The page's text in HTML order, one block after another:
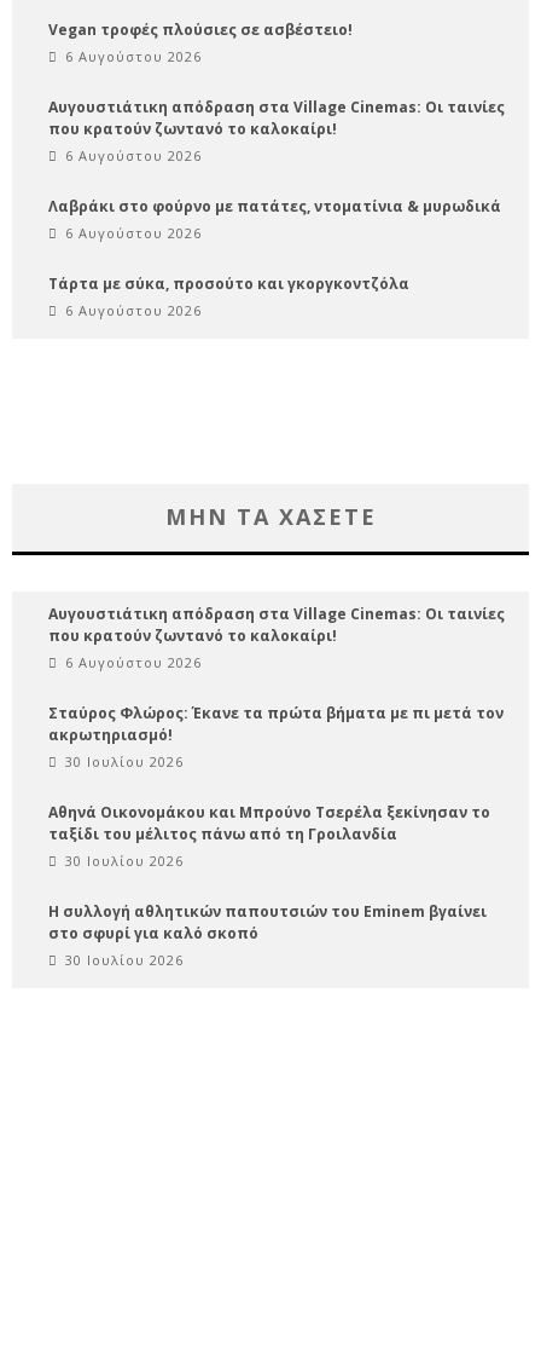
Vegan τροφές πλούσιες σε ασβέστειο!
6 Αυγούστου 2026
Αυγουστιάτικη απόδραση στα Village Cinemas: Οι ταινίες
που κρατούν ζωντανό το καλοκαίρι!
6 Αυγούστου 2026
Λαβράκι στο φούρνο με πατάτες, ντοματίνια & μυρωδικά
6 Αυγούστου 2026
Τάρτα με σύκα, προσούτο και γκοργκοντζόλα
6 Αυγούστου 2026
ΜΗΝ ΤΑ ΧΑΣΕΤΕ
Αυγουστιάτικη απόδραση στα Village Cinemas: Οι ταινίες
που κρατούν ζωντανό το καλοκαίρι!
6 Αυγούστου 2026
Σταύρος Φλώρος: Έκανε τα πρώτα βήματα με πι μετά τον
ακρωτηριασμό!
30 Ιουλίου 2026
Αθηνά Οικονομάκου και Μπρούνο Τσερέλα ξεκίνησαν το
ταξίδι του μέλιτος πάνω από τη Γροιλανδία
30 Ιουλίου 2026
Η συλλογή αθλητικών παπουτσιών του Eminem βγαίνει
στο σφυρί για καλό σκοπό
30 Ιουλίου 2026